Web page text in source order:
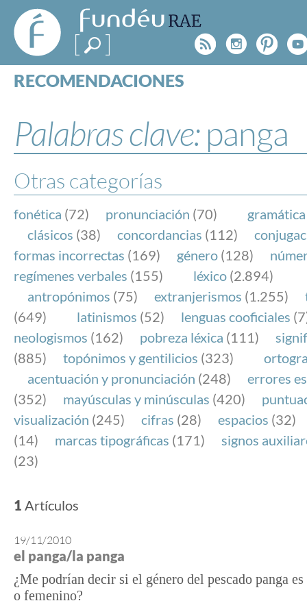
FundéuRAE
- Fundación
del Español
Urgente
Rss
RECOMENDACIONES
ESPECIALES
BLOG
NOTICIAS
SOBRE LA FUNDÉURAE
FundéuRAE es una fundación patrocinada por la
y la Real Academia Española, cuyo objetivo es
el buen uso del español en los medios de
Internet.
Palabras clave: panga
Otras categorías
fonética (72) pronunciación (70) gramática
clásicos (38) concordancias (112)
formas incorrectas (169) género (128)
regímenes verbales (155) léxico (2.894)
antropónimos (75) extranjerismos (1.255)
(649)
latinismos (52) lenguas cooficiales
neologismos (162) pobreza léxica (111)
(885)
topónimos y gentilicios (323)
acentuación y pronunciación (248)
errores
(352)
mayúsculas y minúsculas (420)
visualización (245) cifras (28) espacios (32)
(14)
marcas tipográficas (171)
signos
(23)
1 Artículos
19/11/2010
el panga/la panga
¿Me podrían decir si el género del pescado panga
o femenino?